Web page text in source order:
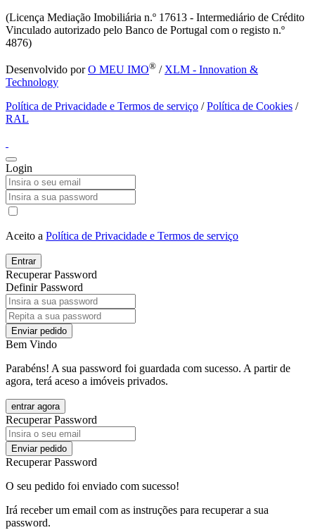
(Licença Mediação Imobiliária n.º 17613 - Intermediário de Crédito
Vinculado autorizado pelo Banco de Portugal com o registo n.º
4876)
Desenvolvido porO MEU IMO® / XLM - Innovation &
Technology
Política de Privacidade e Termos de serviço /Política de Cookies /
RAL
Login
Aceito a Política de Privacidade e Termos de serviço
Entrar
Recuperar Password
Definir Password
Enviar pedido
Bem Vindo
Parabéns! A sua password foi guardada com sucesso. A partir de
agora, terá aceso a imóveis privados.
entrar agora
Recuperar Password
Enviar pedido
Recuperar Password
O seu pedido foi enviado com sucesso!
Irá receber um email com as instruções para recuperar a sua
password.